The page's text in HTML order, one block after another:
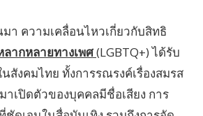
า ความเคลื่อนไหวเกี่ยวกับสิทธิ
ากหลายทางเพศ(LGBTQ+) ได้รับ
สังคมไทย ทั้งการรณรงค์เรื่องสมรส
าเปิดตัวของบุคคลมีชื่อเสียง การ